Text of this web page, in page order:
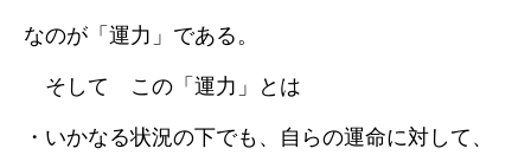
なのが「運力」である。
そして この「運力」とは
・いかなる状況の下でも、自らの運命に対して、